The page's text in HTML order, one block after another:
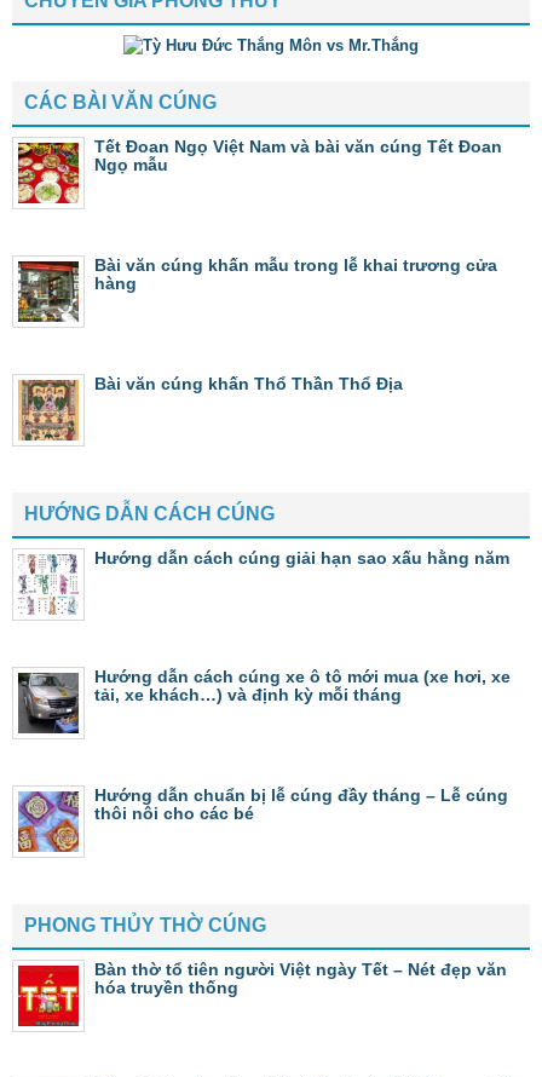
CÁC BÀI VĂN CÚNG
Tết Đoan Ngọ Việt Nam và bài văn cúng Tết Đoan
Ngọ mẫu
Bài văn cúng khấn mẫu trong lễ khai trương cửa
hàng
Bài văn cúng khấn Thổ Thần Thổ Địa
HƯỚNG DẪN CÁCH CÚNG
Hướng dẫn cách cúng giải hạn sao xấu hằng năm
Hướng dẫn cách cúng xe ô tô mới mua (xe hơi, xe
tải, xe khách…) và định kỳ mỗi tháng
Hướng dẫn chuẩn bị lễ cúng đầy tháng – Lễ cúng
thôi nôi cho các bé
PHONG THỦY THỜ CÚNG
Bàn thờ tổ tiên người Việt ngày Tết – Nét đẹp văn
hóa truyền thống